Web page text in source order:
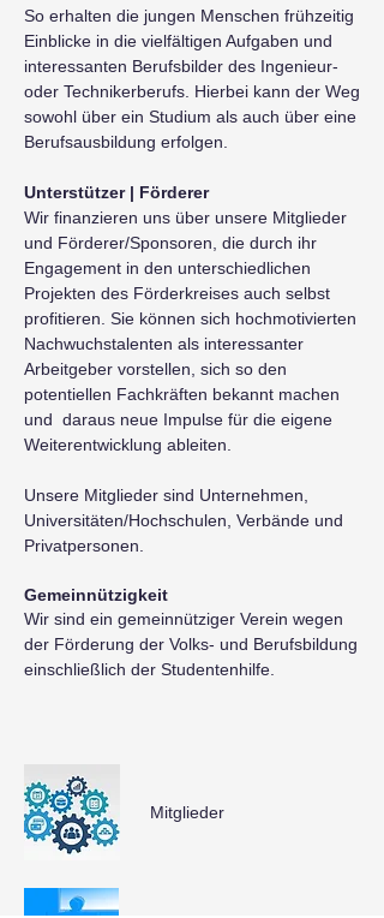
So erhalten die jungen Menschen frühzeitig
Einblicke in die vielfältigen Aufgaben und
interessanten Berufsbilder des Ingenieur-
oder Technikerberufs. Hierbei kann der Weg
sowohl über ein Studium als auch über eine
Berufsausbildung erfolgen.
Unterstützer | Förderer
Wir finanzieren uns über unsere Mitglieder
und Förderer/Sponsoren, die durch ihr
Engagement in den unterschiedlichen
Projekten des Förderkreises auch selbst
profitieren. Sie können sich hochmotivierten
Nachwuchstalenten als interessanter
Arbeitgeber vorstellen, sich so den
potentiellen Fachkräften bekannt machen
und daraus neue Impulse für die eigene
Weiterentwicklung ableiten.
Unsere Mitglieder sind Unternehmen,
Universitäten/Hochschulen, Verbände und
Privatpersonen.
Gemeinnützigkeit
Wir sind ein gemeinnütziger Verein wegen
der Förderung der Volks- und Berufsbildung
einschließlich der Studentenhilfe.
Mitglieder